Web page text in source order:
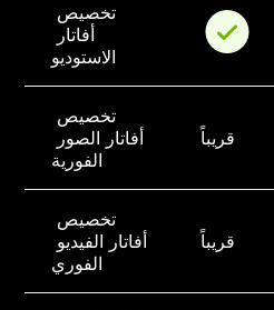
تخصيص
أفاتار
الاستوديو
تخصيص
أفاتار الصور
الفورية
قريباً
تخصيص
أفاتار الفيديو
الفوري
قريباً